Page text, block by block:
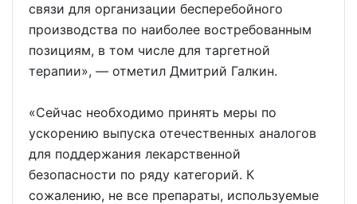
связи для организации бесперебойного
производства по наиболее востребованным
позициям, в том числе для таргетной
терапии», — отметил Дмитрий Галкин.
«Сейчас необходимо принять меры по
ускорению выпуска отечественных аналогов
для поддержания лекарственной
безопасности по ряду категорий. К
сожалению, не все препараты, используемые